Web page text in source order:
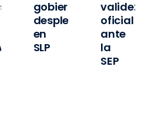
gobierno
desplegó
en
SLP
validez
oficial
ante
la
SEP